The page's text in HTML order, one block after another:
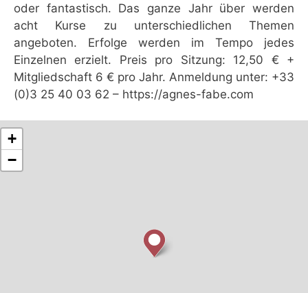
oder fantastisch. Das ganze Jahr über werden
acht Kurse zu unterschiedlichen Themen
angeboten. Erfolge werden im Tempo jedes
Einzelnen erzielt. Preis pro Sitzung: 12,50 € +
Mitgliedschaft 6 € pro Jahr. Anmeldung unter: +33
(0)3 25 40 03 62 – https://agnes-fabe.com
+
−